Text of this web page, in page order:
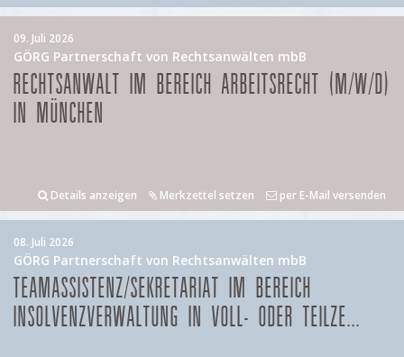
09. Juli 2026
GÖRG Partnerschaft von Rechtsanwälten mbB
RECHTSANWALT IM BEREICH ARBEITSRECHT (M/W/D)
IN MÜNCHEN
Details anzeigen Merkzettel setzen per E-Mail versenden
08. Juli 2026
GÖRG Partnerschaft von Rechtsanwälten mbB
TEAMASSISTENZ/SEKRETARIAT IM BEREICH
INSOLVENZVERWALTUNG IN VOLL- ODER TEILZE...